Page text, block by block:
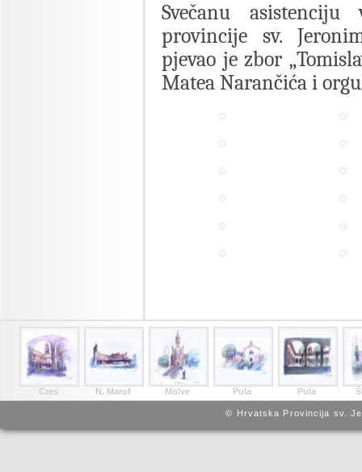
Svečanu
provincije sv.
pjevao je zbor
Matea Narančića i
Cres N. Marof Molve Pula Pula
© Hrvatska Provincija sv.